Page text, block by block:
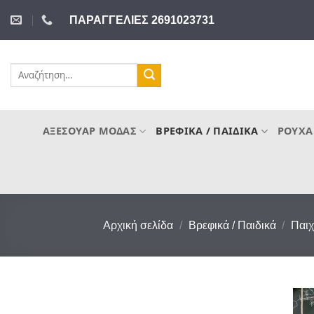
στο
περιεχόμενο
ΠΑΡΑΓΓΕΛΙΕΣ 2691023731
Αναζήτηση
ΑΞΕΣΟΥΆΡ ΜΌΔΑΣ ΒΡΕΦΙΚΆ / ΠΑΙΔΙΚΆ
Αρχική σελίδα / Βρεφικά / Παιδικά /